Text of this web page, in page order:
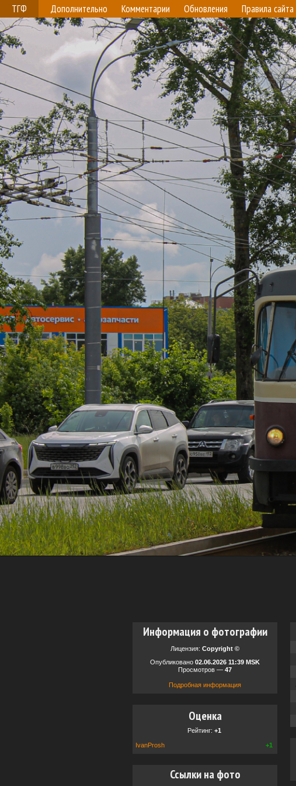
ТГФ Дополнительно Комментарии Обновления Правила сайта
Информация о фотографии
Лицензия: Copyright ©
Опубликовано 02.06.2026 11:39 MSK
Просмотров — 47
Подробная информация
Оценка
Рейтинг: +1
IvanProsh +1
Ссылки на фото